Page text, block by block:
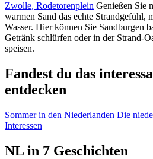
Zwolle, Rodetorenplein Genießen Sie
warmen Sand das echte Strandgefühl,
Wasser. Hier können Sie Sandburgen
Getränk schlürfen oder in der Strand-
speisen.
Fandest du das
entdecken
Sommer in den Niederlanden Die
Interessen
NL in 7 Geschichten